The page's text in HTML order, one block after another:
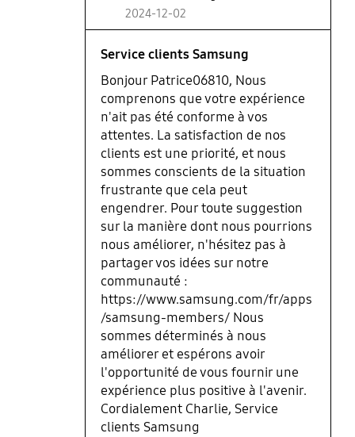
2024-12-02
Service clients Samsung
Bonjour Patrice06810, Nous
comprenons que votre expérience
n'ait pas été conforme à vos
attentes. La satisfaction de nos
clients est une priorité, et nous
sommes conscients de la situation
frustrante que cela peut
engendrer. Pour toute suggestion
sur la manière dont nous pourrions
nous améliorer, n'hésitez pas à
partager vos idées sur notre
communauté :
https://www.samsung.com/fr/apps
/samsung-members/ Nous
sommes déterminés à nous
améliorer et espérons avoir
l'opportunité de vous fournir une
expérience plus positive à l'avenir.
Cordialement Charlie, Service
clients Samsung